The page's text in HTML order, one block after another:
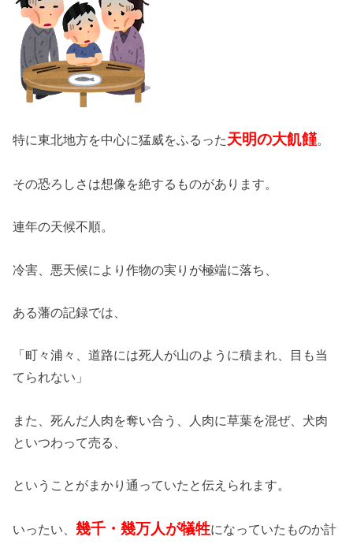
特に東北地方を中心に猛威をふるった天明の大飢饉
その恐ろしさは想像を絶するものがあります。
連年の天候不順。
冷害、悪天候により作物の実りが極端に落ち、
ある藩の記録では、
「町々浦々、道路には死人が山のように積まれ、目も当
てられない」
また、死んだ人肉を奪い合う、人肉に草葉を混ぜ、犬肉
といつわって売る、
ということがまかり通っていたと伝えられます。
いったい、幾千・幾万人が犠牲になっていたものか計